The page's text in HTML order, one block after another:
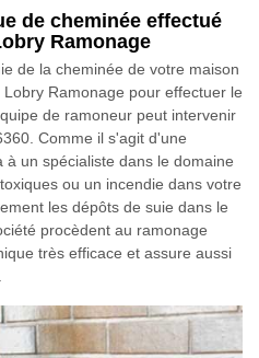
de cheminée effectué
Ramonage
de la cheminée de votre maison
Ramonage pour effectuer le
de ramoneur peut intervenir
Comme il s'agit d'une
un spécialiste dans le domaine
ou un incendie dans votre
les dépôts de suie dans le
procèdent au ramonage
très efficace et assure aussi